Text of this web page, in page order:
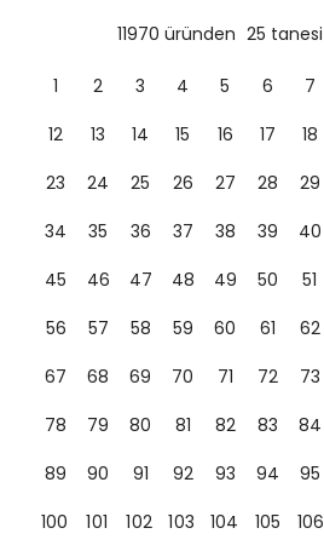
11970 üründen 25 tanesi
1 2 3 4 5 6 7
12
13 14 15 16 17 18
23
24 25 26 27 28 29
34
35 36 37 38 39 40
45
46 47 48 49 50 51
56
57 58 59 60 61 62
67
68 69 70 71 72 73
78
79 80 81 82 83 84
89
90 91 92 93 94 95
100
101 102 103 104 105 106